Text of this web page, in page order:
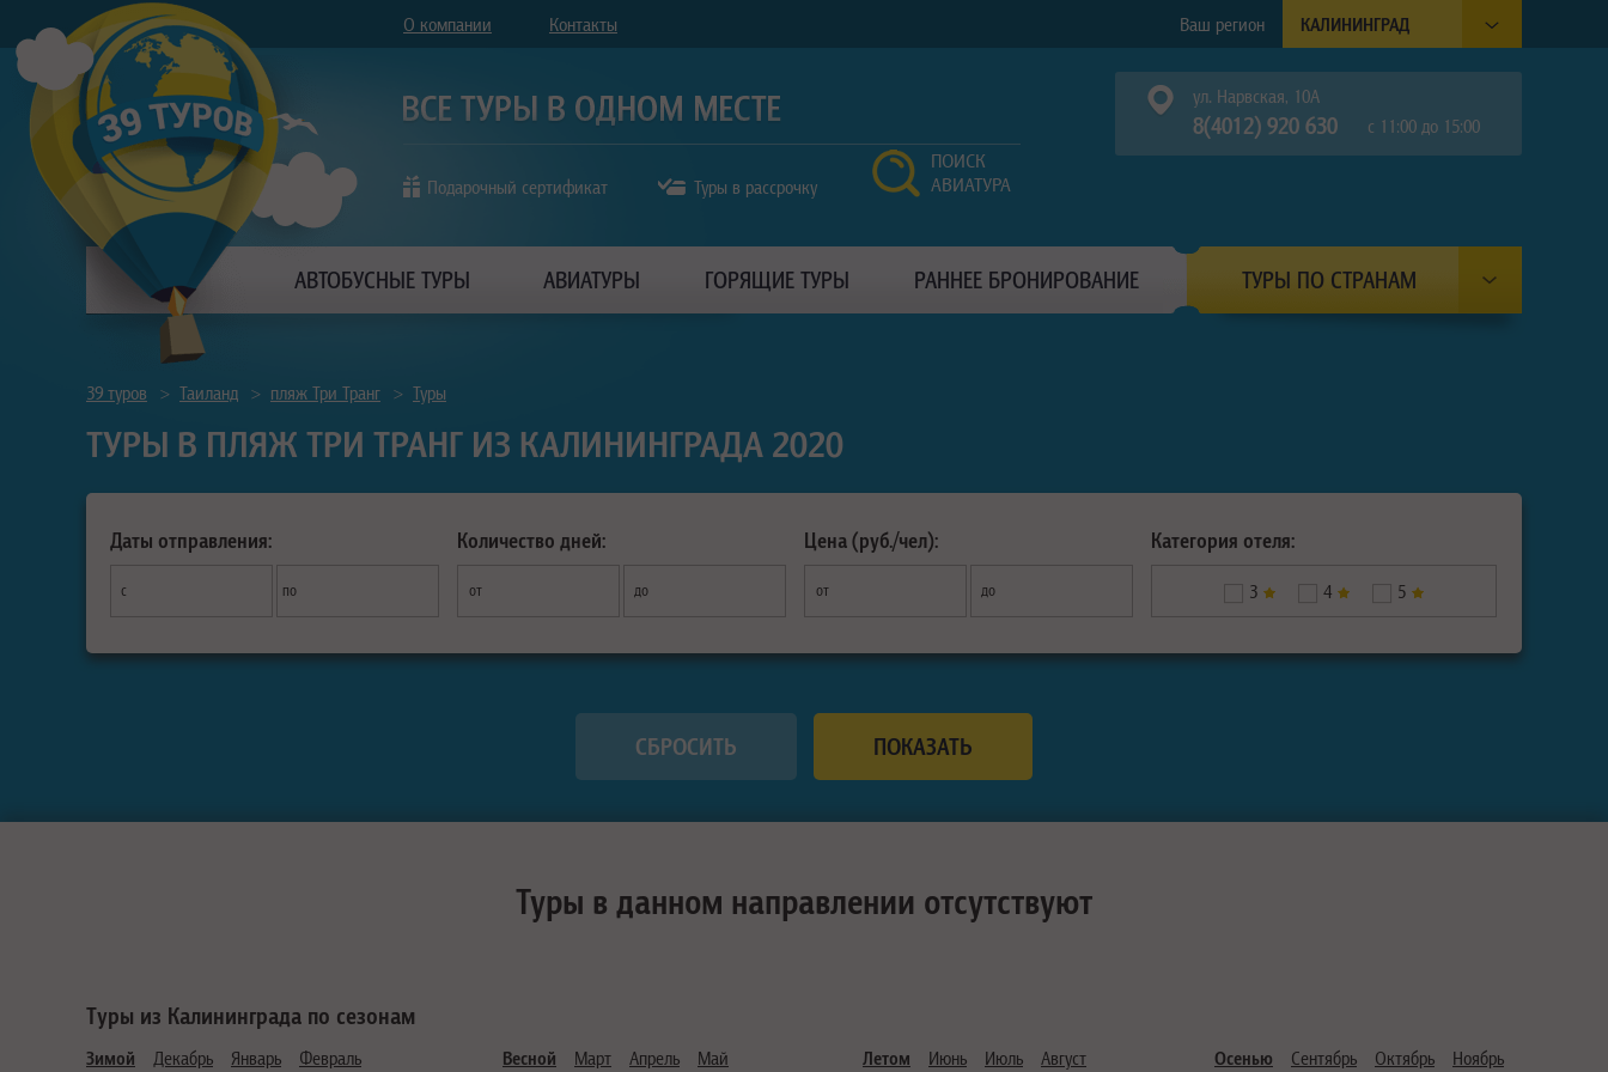
О компании Контакты КАЛИНИНГРАД
Ваш регион
ТУРЫ ПО СТРАНАМ
Подарочный сертификат Туры в рассрочку
ПОИСК
АВИАТУРА
ул. Нарвская, 10А
с 11:00 до 15:00
8(4012) 920 630
АВТОБУСНЫЕ ТУРЫ АВИАТУРЫ ГОРЯЩИЕ ТУРЫ РАННЕЕ БРОНИРОВАНИЕ
39 туров > Таиланд > пляж Три Транг > Туры
ТУРЫ В ПЛЯЖ ТРИ ТРАНГ ИЗ КАЛИНИНГРАДА 2020
Даты отправления:
с по
Количество дней:
от до
Цена (руб./чел):
от до
Категория отеля:
3 4 5
Туры в данном направлении отсутствуют
Туры из Калининграда по сезонам
Зимой Декабрь Январь Февраль Весной Март Апрель Май Летом Июнь Июль Август Осенью Сентябрь Октябрь Ноябрь